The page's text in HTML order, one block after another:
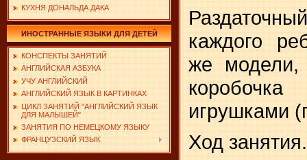
КУХНЯ ДОНАЛЬДА ДАКА
ИНОСТРАННЫЕ ЯЗЫКИ ДЛЯ ДЕТЕЙ
КОНСПЕКТЫ ЗАНЯТИЙ
АНГЛИЙСКАЯ АЗБУКА
УЧУ АНГЛИЙСКИЙ
АНГЛИЙСКИЙ ЯЗЫК В КАРТИНКАХ
ЦИКЛ ЗАНЯТИЙ "АНГЛИЙСКИЙ ЯЗЫК
ДЛЯ МАЛЫШЕЙ"
ЗАНЯТИЯ ПО НЕМЕЦКОМУ ЯЗЫКУ
ФРАНЦУЗСКИЙ ЯЗЫК
каждого
же модели,
игрушками
Ход занятия.